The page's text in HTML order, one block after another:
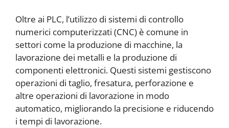
Oltre ai PLC, l’utilizzo di sistemi di controllo
numerici computerizzati (CNC) è comune in
settori come la produzione di macchine, la
lavorazione dei metalli e la produzione di
componenti elettronici. Questi sistemi gestiscono
operazioni di taglio, fresatura, perforazione e
altre operazioni di lavorazione in modo
automatico, migliorando la precisione e riducendo
i tempi di lavorazione.